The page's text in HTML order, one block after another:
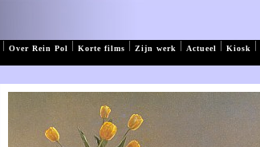
Over Rein Pol Korte films Zijn werk Actueel Kiosk